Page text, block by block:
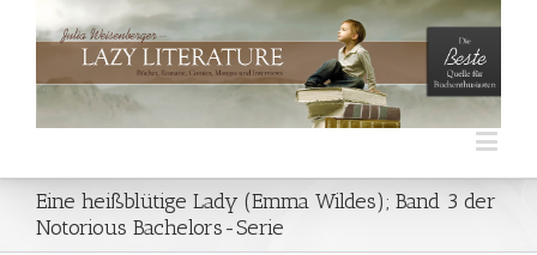
Eine heißblütige Lady (Emma Wildes); Band 3 der
Notorious Bachelors-Serie